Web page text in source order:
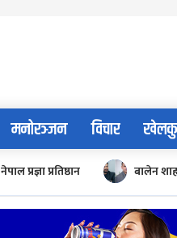
मनोरञ्जन विचार
नेपाल प्रज्ञा प्रतिष्ठान बालेन शाह